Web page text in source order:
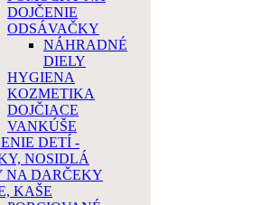
DOJČENIE
ODSÁVAČKY
NÁHRADNÉ
DIELY
HYGIENA
KOZMETIKA
DOJČIACE
VANKÚŠE
DETÍ -
NOSIDLÁ
NA DARČEKY
KAŠE